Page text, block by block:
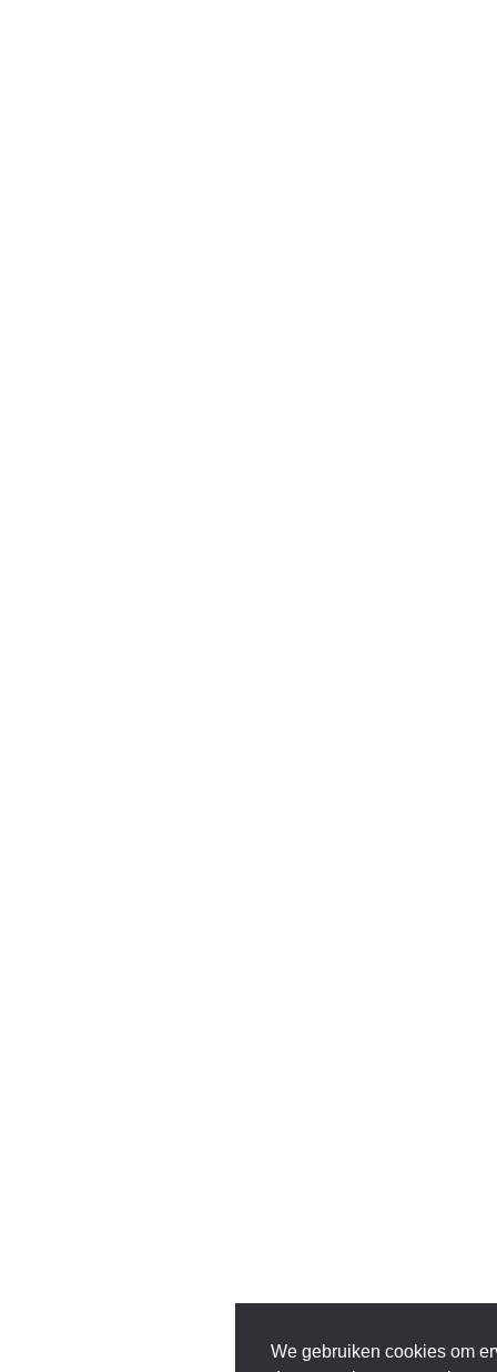
We gebruiken cookies om